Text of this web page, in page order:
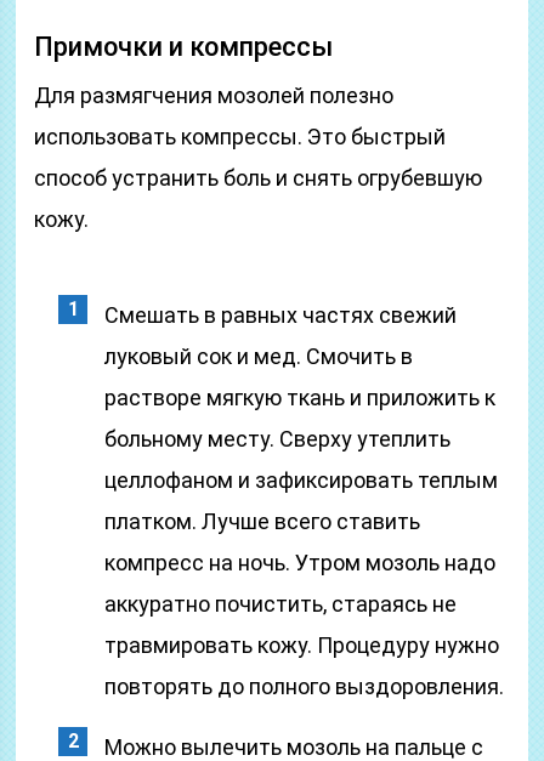
Примочки и компрессы
Для размягчения мозолей полезно
использовать компрессы. Это быстрый
способ устранить боль и снять огрубевшую
кожу.
Смешать в равных частях свежий
луковый сок и мед. Смочить в
растворе мягкую ткань и приложить к
больному месту. Сверху утеплить
целлофаном и зафиксировать теплым
платком. Лучше всего ставить
компресс на ночь. Утром мозоль надо
аккуратно почистить, стараясь не
травмировать кожу. Процедуру нужно
повторять до полного выздоровления.
Можно вылечить мозоль на пальце с